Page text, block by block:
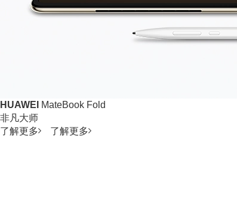
HUAWEI
MateBook Fold
非凡大师
了解更多
了解更多